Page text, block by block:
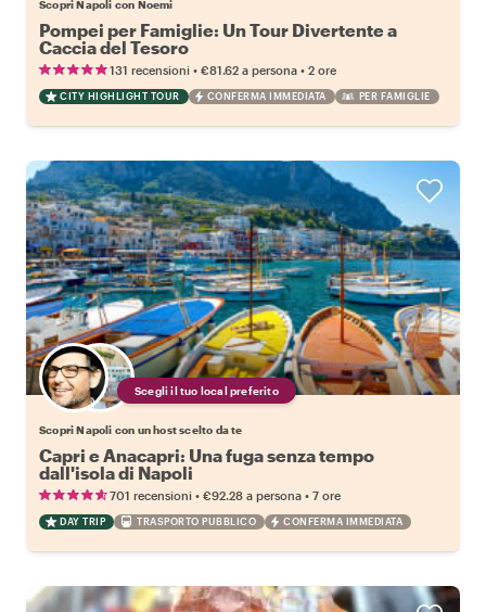
Scopri Napoli con Noemi
Pompei per Famiglie: Un Tour Divertente a
Caccia del Tesoro
131 recensioni • €81.62 a persona • 2 ore
CITY HIGHLIGHT TOUR CONFERMA IMMEDIATA PER FAMIGLIE
Scegli il tuo local preferito
Scopri Napoli con un host scelto da te
Capri e Anacapri: Una fuga senza tempo
dall'isola di Napoli
701 recensioni • €92.28 a persona • 7 ore
DAY TRIP TRASPORTO PUBBLICO CONFERMA IMMEDIATA